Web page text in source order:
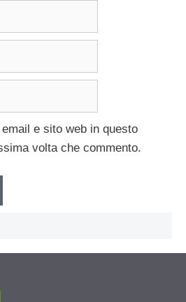
e sito web in questo
volta che commento.